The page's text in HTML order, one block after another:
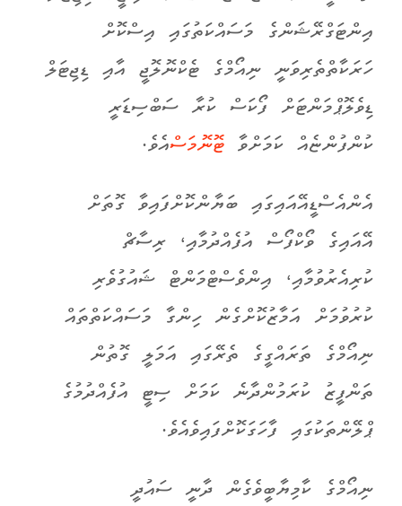
އިންޓަގްރޭޝަންގެ މަސައްކަތުގައި އިސްކޮށް
ހަރަކާތްތެރިވަނީ ނިއޯމްގެ ޓެކްނޮލޮޖީ އާއި ޑިޖިޓަލް
ޑިވެލޮޕްމަންޓަށް ފޯކަސް ކުރާ ސަބްސިޑަރީ
ކުންފުންޏެއް ކަމަށްވާ ޓޮނޮމަސްއެވެ.
އެންއެސްޑީއޭއައިގައި ބަޔާންކޮށްފައިވާ ގޮތަށް
އޭއައިގެ ވޯކްފޯސް އުފެއްދުމާއި، ރިސާޗް
ކުރިއެރުވުމާއި، އިންވެސްޓްމަންޓް ޝައުގުވެރި
ކުރުވުމަށް އަމާޒުކޮށްގެން ހިންގާ މަސައްކަތްތައް
ނިއޯމްގެ ތަރައްގީގެ ތެރޭގައި އަމަލީ ގޮތުން
ތަންފީޒު ކުރަމުންދާނެ ކަމަށް ސިޓީ އުފެއްދުމުގެ
ޕްލޭންތަކުގައި ފާހަގަކޮށްފައިވެއެވެ.
ނިއޯމްގެ ކާމިޔާބީވެގެން ދާނީ ސައުދީ